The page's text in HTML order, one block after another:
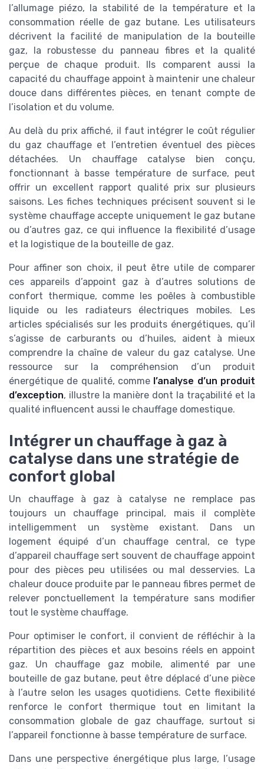
l’allumage piézo, la stabilité de la température et la
consommation réelle de gaz butane. Les utilisateurs
décrivent la facilité de manipulation de la bouteille
gaz, la robustesse du panneau fibres et la qualité
perçue de chaque produit. Ils comparent aussi la
capacité du chauffage appoint à maintenir une chaleur
douce dans différentes pièces, en tenant compte de
l’isolation et du volume.
Au delà du prix affiché, il faut intégrer le coût régulier
du gaz chauffage et l’entretien éventuel des pièces
détachées. Un chauffage catalyse bien conçu,
fonctionnant à basse température de surface, peut
offrir un excellent rapport qualité prix sur plusieurs
saisons. Les fiches techniques précisent souvent si le
système chauffage accepte uniquement le gaz butane
ou d’autres gaz, ce qui influence la flexibilité d’usage
et la logistique de la bouteille de gaz.
Pour affiner son choix, il peut être utile de comparer
ces appareils d’appoint gaz à d’autres solutions de
confort thermique, comme les poêles à combustible
liquide ou les radiateurs électriques mobiles. Les
articles spécialisés sur les produits énergétiques, qu’il
s’agisse de carburants ou d’huiles, aident à mieux
comprendre la chaîne de valeur du gaz catalyse. Une
ressource sur la compréhension d’un produit
énergétique de qualité, comme l’analyse d’un produit
d’exception, illustre la manière dont la traçabilité et la
qualité influencent aussi le chauffage domestique.
Intégrer un chauffage à gaz à
catalyse dans une stratégie de
confort global
Un chauffage à gaz à catalyse ne remplace pas
toujours un chauffage principal, mais il complète
intelligemment un système existant. Dans un
logement équipé d’un chauffage central, ce type
d’appareil chauffage sert souvent de chauffage appoint
pour des pièces peu utilisées ou mal desservies. La
chaleur douce produite par le panneau fibres permet de
relever ponctuellement la température sans modifier
tout le système chauffage.
Pour optimiser le confort, il convient de réfléchir à la
répartition des pièces et aux besoins réels en appoint
gaz. Un chauffage gaz mobile, alimenté par une
bouteille de gaz butane, peut être déplacé d’une pièce
à l’autre selon les usages quotidiens. Cette flexibilité
renforce le confort thermique tout en limitant la
consommation globale de gaz chauffage, surtout si
l’appareil fonctionne à basse température de surface.
Dans une perspective énergétique plus large, l’usage